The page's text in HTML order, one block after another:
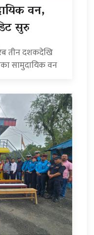
वन,
सुरु
तीन दशकदेखि
सामुदायिक वन